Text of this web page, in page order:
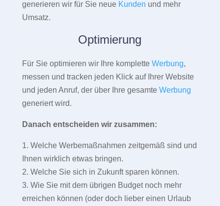
generieren wir für Sie neue Kunden und mehr
Umsatz.
Optimierung
Für Sie optimieren wir Ihre komplette Werbung,
messen und tracken jeden Klick auf Ihrer Website
und jeden Anruf, der über Ihre gesamte Werbung
generiert wird.
Danach entscheiden wir zusammen:
1. Welche Werbemaßnahmen zeitgemäß sind und
Ihnen wirklich etwas bringen.
2. Welche Sie sich in Zukunft sparen können.
3. Wie Sie mit dem übrigen Budget noch mehr
erreichen können (oder doch lieber einen Urlaub